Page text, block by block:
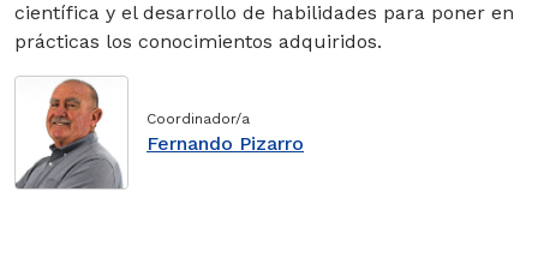
Magísteres
Programas
especialización
Doctorados
científica y el desarrollo de habilidades para poner en
prácticas los conocimientos adquiridos.
Coordinador/a
Fernando Pizarro